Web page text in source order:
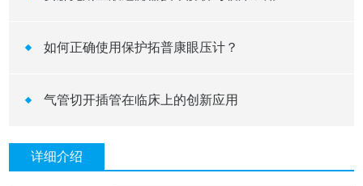
如何正确使用保护拓普康眼压计？
气管切开插管在临床上的创新应用
详细介绍